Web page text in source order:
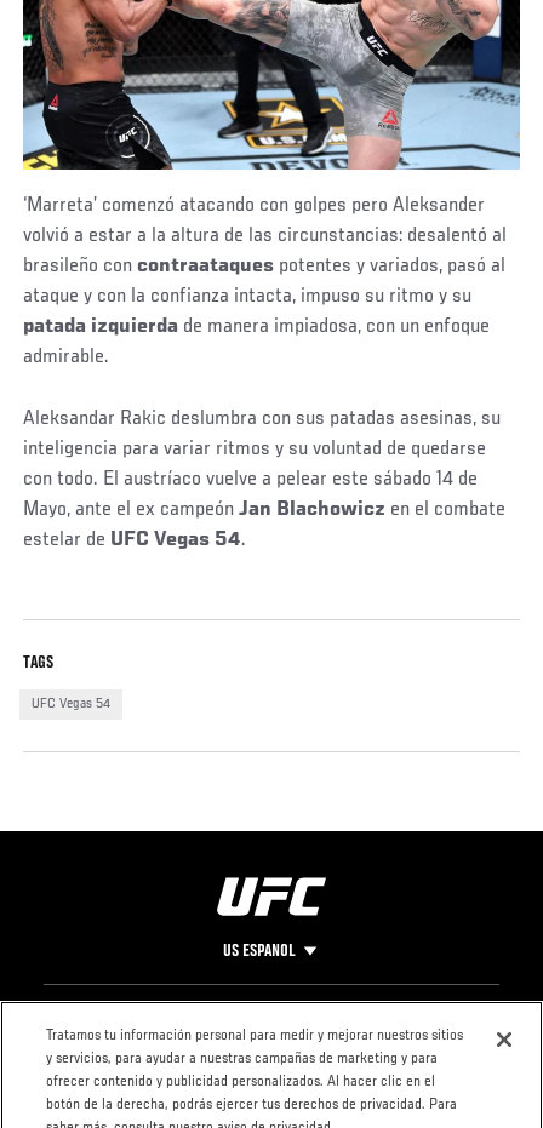
‘Marreta’ comenzó atacando con golpes pero Aleksander
volvió a estar a la altura de las circunstancias: desalentó al
brasileño concontraataques potentes y variados, pasó al
ataque y con la confianza intacta, impuso su ritmo y su
patada izquierda de manera impiadosa, con un enfoque
admirable.
Aleksandar Rakic deslumbra con sus patadas asesinas, su
inteligencia para variar ritmos y su voluntad de quedarse
con todo. El austríaco vuelve a pelear este sábado 14 de
Mayo, ante el ex campeónJan Blachowicz en el combate
estelar de UFC Vegas 54.
TAGS
UFC Vegas 54
US ESPANOL
Pie
de
Página
CONTACTO
LEGAL
Condiciones
Política de
Tratamos tu información personal para medir y mejorar nuestros sitios
y servicios, para ayudar a nuestras campañas de marketing y para
ofrecer contenido y publicidad personalizados. Al hacer clic en el
botón de la derecha, podrás ejercer tus derechos de privacidad. Para